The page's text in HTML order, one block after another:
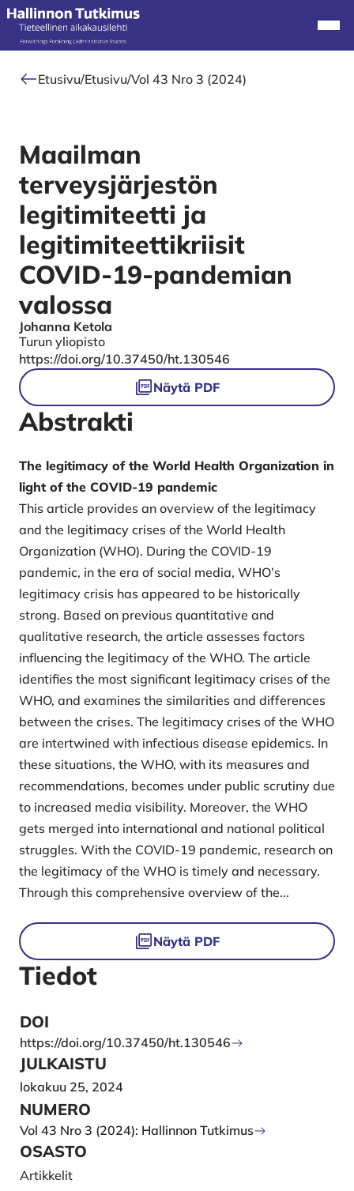
Alkuun
Etusivu/Etusivu/Vol 43 Nro 3 (2024)
Maailman
terveysjärjestön
legitimiteetti ja
legitimiteettikriisit
COVID-19-pandemian
valossa
Authors
Johanna Ketola
Turun yliopisto
DOI
https://doi.org/10.37450/ht.130546
Tiedostot
Näytä PDF
Abstrakti
The legitimacy of the World Health Organization in
light of the COVID-19 pandemic
This article provides an overview of the legitimacy
and the legitimacy crises of the World Health
Organization (WHO). During the COVID-19
pandemic, in the era of social media, WHO’s
legitimacy crisis has appeared to be historically
strong. Based on previous quantitative and
qualitative research, the article assesses factors
influencing the legitimacy of the WHO. The article
identifies the most significant legitimacy crises of the
WHO, and examines the similarities and differences
between the crises. The legitimacy crises of the WHO
are intertwined with infectious disease epidemics. In
these situations, the WHO, with its measures and
recommendations, becomes under public scrutiny due
to increased media visibility. Moreover, the WHO
gets merged into international and national political
struggles. With the COVID-19 pandemic, research on
the legitimacy of the WHO is timely and necessary.
Through this comprehensive overview of the...
Tiedostot
Näytä PDF
Tiedot
DOI
https://doi.org/10.37450/ht.130546
JULKAISTU
lokakuu 25, 2024
NUMERO
Vol 43 Nro 3 (2024): Hallinnon Tutkimus
OSASTO
Artikkelit